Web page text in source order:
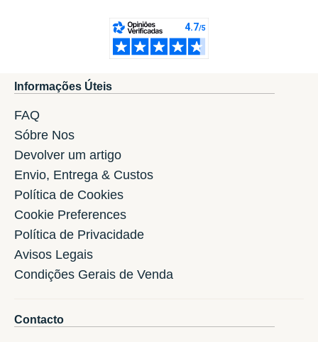
Informações Úteis
FAQ
Sóbre Nos
Devolver um artigo
Envio, Entrega & Custos
Política de Cookies
Cookie Preferences
Política de Privacidade
Avisos Legais
Condições Gerais de Venda
Contacto